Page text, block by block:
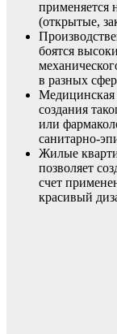
применяется
(открытые,
боятся
в разных
Медицинская
создания
или
санитарно-
Жилые
позволяет
счет
красивый